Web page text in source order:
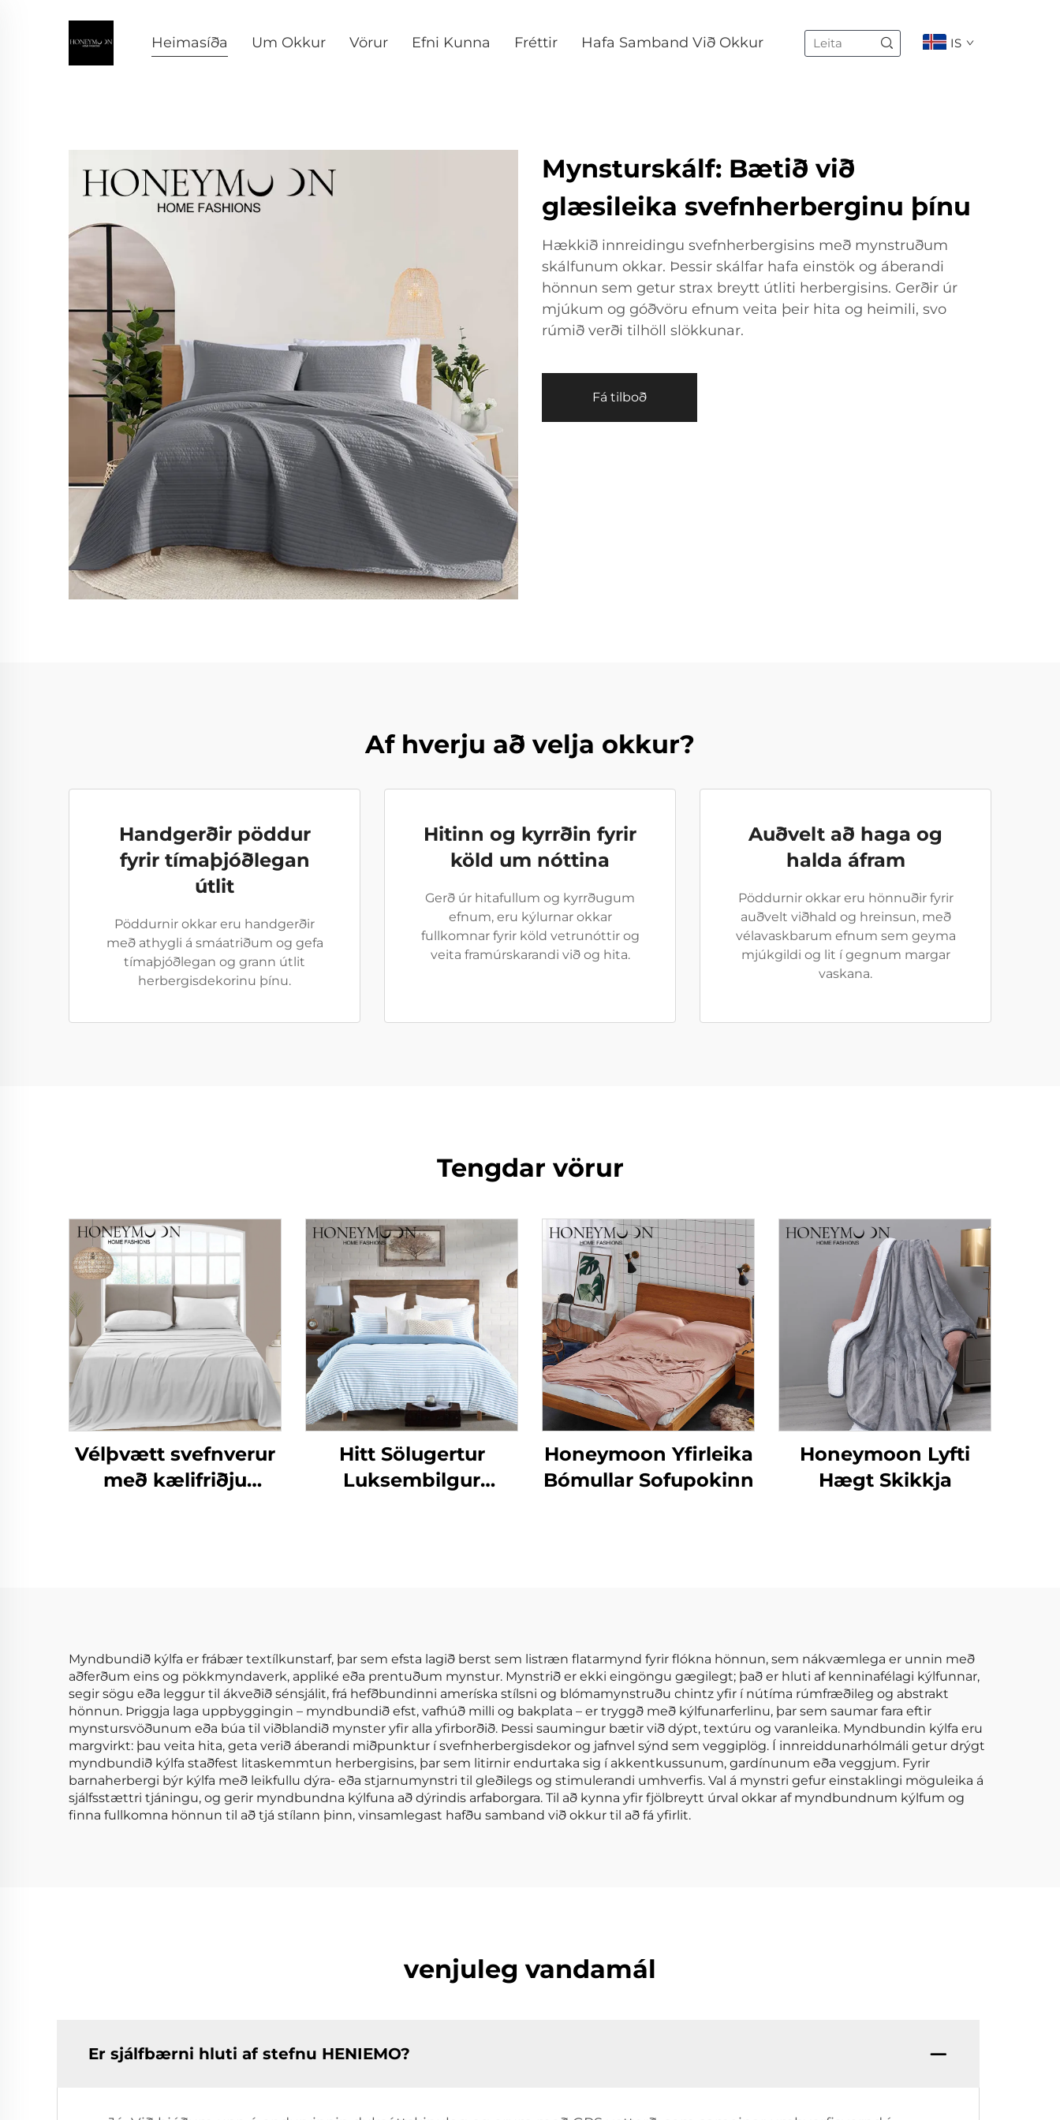
Heimasíða Um Okkur Vörur Efni Kunna Fréttir Hafa Samband Við Okkur IS
Mynsturskálf: Bætið við
glæsileika svefnherberginu þínu
Hækkið innreidingu svefnherbergisins með mynstruðum
skálfunum okkar. Þessir skálfar hafa einstök og áberandi
hönnun sem getur strax breytt útliti herbergisins. Gerðir úr
mjúkum og góðvöru efnum veita þeir hita og heimili, svo
rúmið verði tilhöll slökkunar.
Fá tilboð
Af hverju að velja okkur?
Handgerðir pöddur
fyrir tímaþjóðlegan
útlit
Pöddurnir okkar eru handgerðir
með athygli á smáatriðum og gefa
tímaþjóðlegan og grann útlit
herbergisdekorinu þínu.
Hitinn og kyrrðin fyrir
köld um nóttina
Gerð úr hitafullum og kyrrðugum
efnum, eru kýlurnar okkar
fullkomnar fyrir köld vetrunóttir og
veita framúrskarandi við og hita.
Auðvelt að haga og
halda áfram
Pöddurnir okkar eru hönnuðir fyrir
auðvelt viðhald og hreinsun, með
vélavaskbarum efnum sem geyma
mjúkgildi og lit í gegnum margar
vaskana.
Tengdar vörur
Vélþvætt svefnverur
með kælifriðju
Hitt Sölugertur
Luksembilgur
Honeymoon Yfirleika
Bómullar Sofupokinn
Honeymoon Lyfti
Hægt Skikkja
Myndbundið kýlfa er frábær textílkunstarf, þar sem efsta lagið berst sem listræn flatarmynd fyrir flókna hönnun, sem nákvæmlega er unnin með
aðferðum eins og pökkmyndaverk, appliké eða prentuðum mynstur. Mynstrið er ekki eingöngu gægilegt; það er hluti af kenninafélagi kýlfunnar,
segir sögu eða leggur til ákveðið sénsjálit, frá hefðbundinni ameríska stílsni og blómamynstruðu chintz yfir í nútíma rúmfræðileg og abstrakt
hönnun. Þriggja laga uppbyggingin – myndbundið efst, vafhúð milli og bakplata – er tryggð með kýlfunarferlinu, þar sem saumar fara eftir
mynstursvöðunum eða búa til viðblandið mynster yfir alla yfirborðið. Þessi saumingur bætir við dýpt, textúru og varanleika. Myndbundin kýlfa eru
margvirkt: þau veita hita, geta verið áberandi miðpunktur í svefnherbergisdekor og jafnvel sýnd sem veggiplög. Í innreiddunarhólmáli getur drýgt
myndbundið kýlfa staðfest litaskemmtun herbergisins, þar sem litirnir endurtaka sig í akkentkussunum, gardínunum eða veggjum. Fyrir
barnaherbergi býr kýlfa með leikfullu dýra- eða stjarnumynstri til gleðilegs og stimulerandi umhverfis. Val á mynstri gefur einstaklingi möguleika á
sjálfsstættri tjáningu, og gerir myndbundna kýlfuna að dýrindis arfaborgara. Til að kynna yfir fjölbreytt úrval okkar af myndbundnum kýlfum og
finna fullkomna hönnun til að tjá stílann þinn, vinsamlegast hafðu samband við okkur til að fá yfirlit.
venjuleg vandamál
Er sjálfbærni hluti af stefnu HENIEMO?